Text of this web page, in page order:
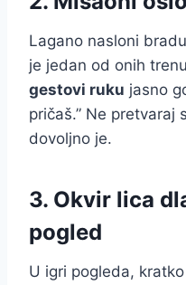
Lagano nasloni
je jedan od onih
gestovi ruku jasno
pričaš.” Ne pretvaraj
dovoljno je.
3. Okvir lica
pogled
U igri pogleda,